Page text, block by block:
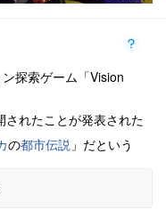
探索ゲーム「Vision
されたことが発表された
の都市伝説 」だという